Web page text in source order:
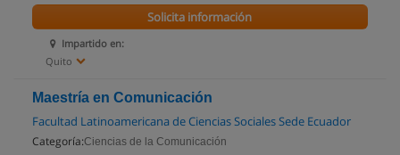
Impartido en:
Quito
Solicita información
Maestría en Comunicación
Facultad Latinoamericana de Ciencias Sociales Sede Ecuador
Categoría:Ciencias de la Comunicación